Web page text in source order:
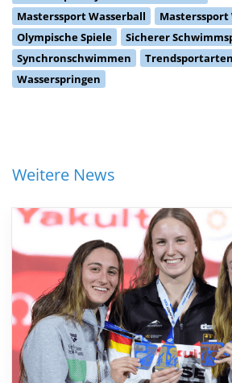
Masterssport Wasserball
Masterssport
Olympische Spiele
Sicherer
Synchronschwimmen
Trendsportarten
Wasserspringen
Weitere News